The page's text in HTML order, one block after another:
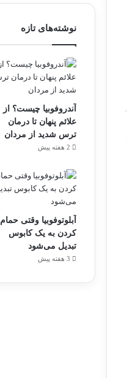
نوشته‌های تازه
آندروفوبیا چیست؟ از
علائم پنهان تا درمان
ترس شدید از مردان
2 هفته پیش
آبلوتوفوبیا وقتی حمام
کردن به یک کابوس
تبدیل می‌شود
3 هفته پیش